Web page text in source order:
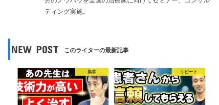
ティング実施。
NEW POST このライターの最新記事
集客 リピート